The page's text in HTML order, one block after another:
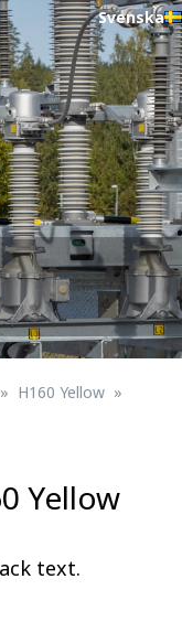
Svenska
H160 Yellow
Yellow
text.